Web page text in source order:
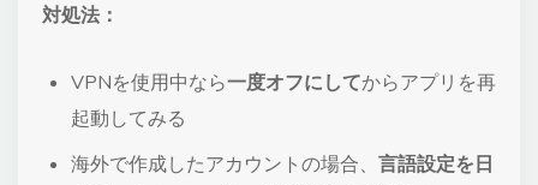
対処法：
VPNを使用中なら一度オフにしてからアプリを再
起動してみる
海外で作成したアカウントの場合、 言語設定を日